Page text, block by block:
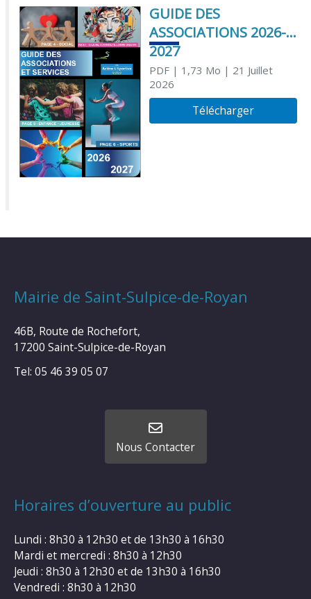
GUIDE DES
ASSOCIATIONS 2026-
2027
PDF| 1,73 Mo | 21 Juillet
2026
Télécharger
Mairie de Saint-Sulpice-de-Royan
46B, Route de Rochefort,
17200 Saint-Sulpice-de-Royan
Tel: 05 46 39 05 07
Nous Contacter
Horaires d’ouverture au public
Lundi : 8h30 à 12h30 et de 13h30 à 16h30
Mardi et mercredi : 8h30 à 12h30
Jeudi : 8h30 à 12h30 et de 13h30 à 16h30
Vendredi : 8h30 à 12h30